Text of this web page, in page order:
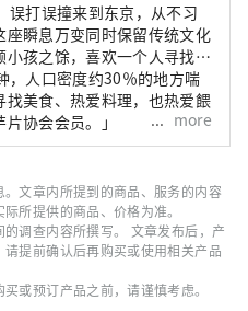
误打误撞来到东京，从不习
座瞬息万变同时保留传统文化
小孩之馀，喜欢一个人寻找离
，人口密度约30％的地方喘
找美食、热爱料理，也热爱餵
协会会员。」
more
文章内所提到的商品、服务的内容
所提供的商品、价格为准。
调查内容所撰写。 文章发布后，产
提前确认后再购买或使用相关产品
或预订产品之前，请谨慎考虑。